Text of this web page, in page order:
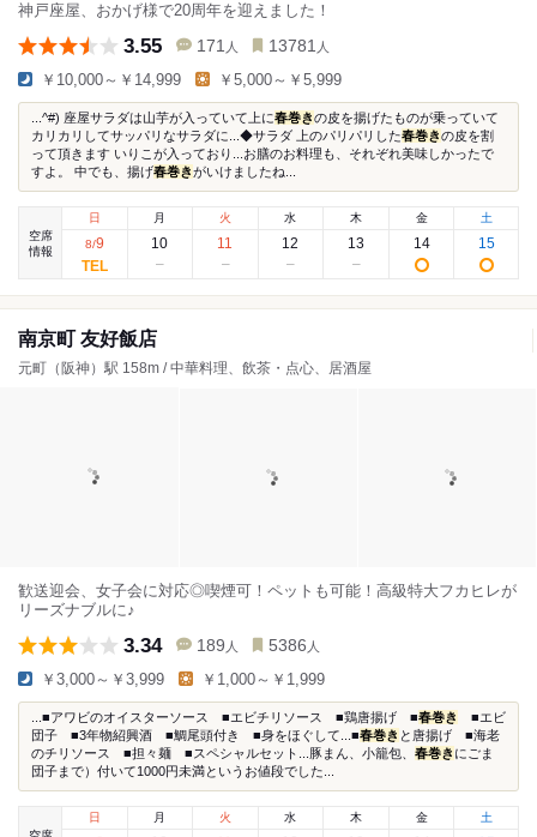
神戸座屋、おかげ様で20周年を迎えました！
3.55 171 人 13781 人
￥10,000～￥14,999 ￥5,000～￥5,999
...^#) 座屋サラダは山芋が入っていて上に春巻きの皮を揚げたものが乗っていて
カリカリしてサッパリなサラダに...◆サラダ 上のパリパリした春巻きの皮を割
って頂きます いりこが入っており...お膳のお料理も、それぞれ美味しかったで
すよ。 中でも、揚げ春巻きがいけましたね...
空席
情報
日
8/9
月
10
火
11
水
12
木
13
金
14
土
15
南京町 友好飯店
元町（阪神）駅 158m / 中華料理、飲茶・点心、居酒屋
歓送迎会、女子会に対応◎喫煙可！ペットも可能！高級特大フカヒレが
リーズナブルに♪
3.34 189 人 5386 人
￥3,000～￥3,999 ￥1,000～￥1,999
...■アワビのオイスターソース ■エビチリソース ■鶏唐揚げ ■春巻き
■エビ
団子 ■3年物紹興酒 ■鯛尾頭付き ■身をほぐして...■春巻き と唐揚げ ■海老
のチリソース ■担々麺 ■スペシャルセット...豚まん、小籠包、 春巻き にごま
団子まで）付いて1000円未満というお値段でした...
日
月 火 水 木 金 土